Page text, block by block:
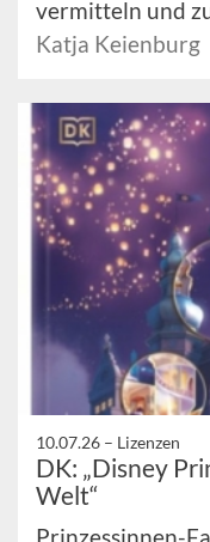
vermitteln und
Katja Keienburg
10.07.26 – Lizenzen
DK: „Disney
Welt“